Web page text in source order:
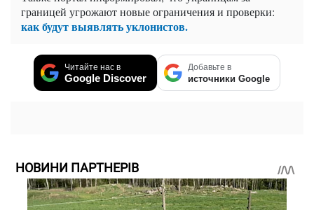
границей угрожают новые ограничения и проверки:
как будут выявлять уклонистов.
Читайте нас в
Google Discover
Добавьте в
источники Google
НОВИНИ ПАРТНЕРІВ